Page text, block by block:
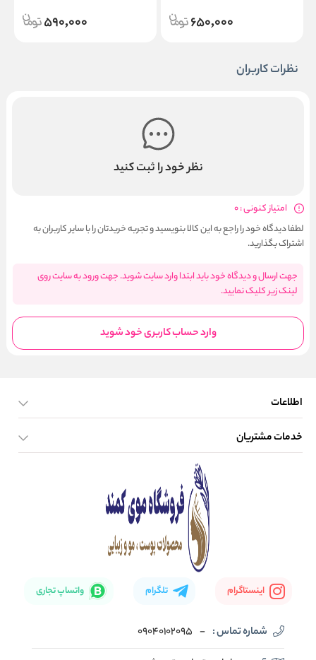
650,000
590,000
نظرات کاربران
نظر خود را ثبت کنید
امتیاز کنونی : 0
لطفا دیدگاه خود را راجع به این کالا بنویسید و تجربه خریدتان را با سایر کاربران به
اشتراک بگذارید.
جهت ارسال و دیدگاه خود باید ابتدا وارد سایت شوید. جهت ورود به سایت روی
لینک زیر کلیک نمایید.
وارد حساب کاربری خود شوید
اطلاعات
صفحه اصلی
خدمات مشتریان
اینستاگرام تلگرام واتساپ تجاری
شماره تماس : -
09040102095